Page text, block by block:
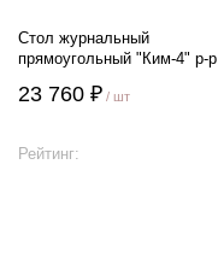
Стол журнальный
прямоугольный "Ким-4" р-р
23 760 ₽ / шт
Рейтинг: